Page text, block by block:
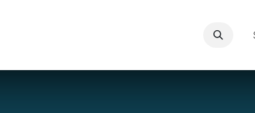
Gestion documentaire: Pmb-omeka-s